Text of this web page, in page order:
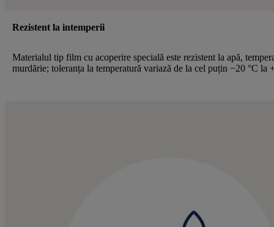
Rezistent la intemperii
Materialul tip film cu acoperire specială este rezistent la apă,
murdărie; toleranța la temperatură variază de la cel puțin −20 °C la